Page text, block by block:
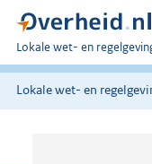
U
bent
hier:
Lokale wet- en
Lokale wet- en